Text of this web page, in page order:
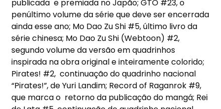
publicada e premiada no Japão; GTO #23, o
penúltimo volume da série que deve ser encerrada
ainda esse ano; Mo Dao Zu Shi #5, último livro da
série chinesa; Mo Dao Zu Shi (Webtoon) #2,
segundo volume da versão em quadrinhos
inspirada na obra original e inteiramente colorido;
Pirates! #2, continuação do quadrinho nacional
“Pirates!”, de Yuri Landim; Record of Raganrok #9,
que marca o retorno da publicação do mangá; Rei